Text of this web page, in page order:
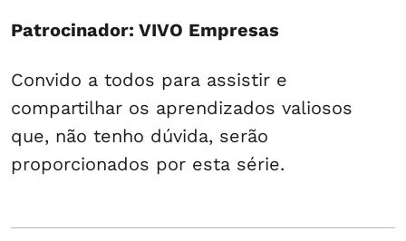
Patrocinador: VIVO Empresas
Convido a todos para assistir e
compartilhar os aprendizados valiosos
que, não tenho dúvida, serão
proporcionados por esta série.